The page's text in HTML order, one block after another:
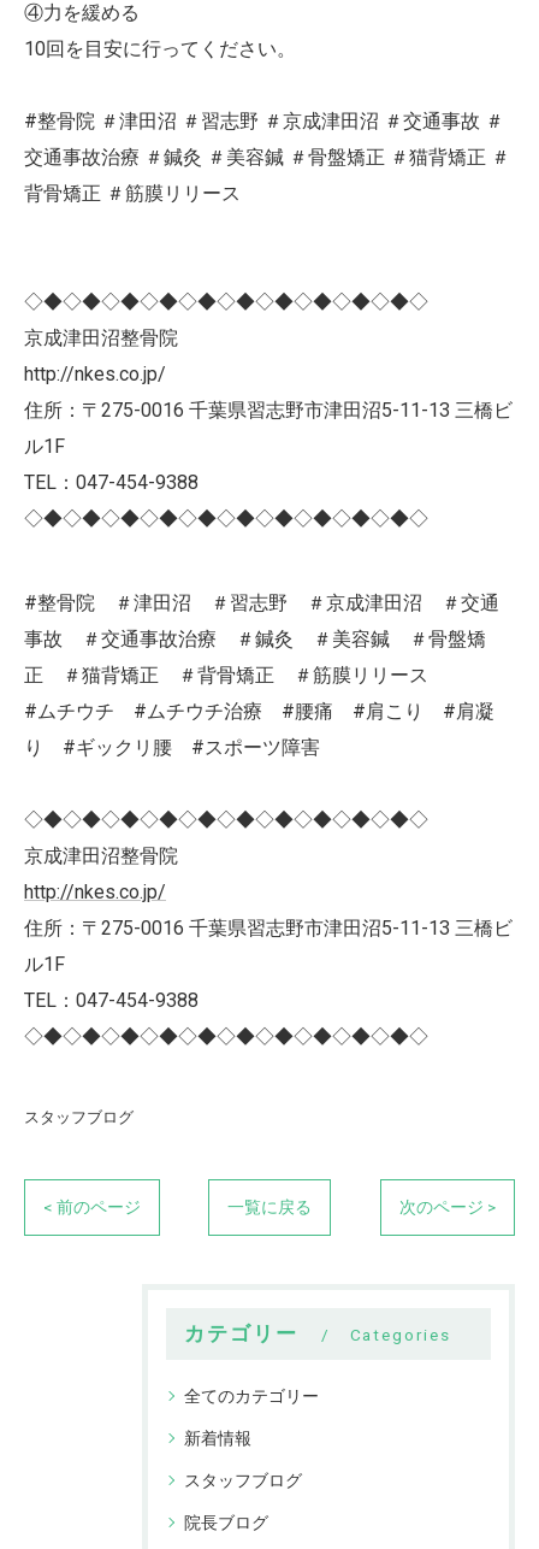
④力を緩める
10回を目安に行ってください。
#整骨院 ＃津田沼 ＃習志野 ＃京成津田沼 ＃交通事故 ＃
交通事故治療 ＃鍼灸 ＃美容鍼 ＃骨盤矯正 ＃猫背矯正 ＃
背骨矯正 ＃筋膜リリース
◇◆◇◆◇◆◇◆◇◆◇◆◇◆◇◆◇◆◇◆◇
京成津田沼整骨院
http://nkes.co.jp/
住所：〒275-0016 千葉県習志野市津田沼5-11-13 三橋ビ
ル1F
TEL：047-454-9388
◇◆◇◆◇◆◇◆◇◆◇◆◇◆◇◆◇◆◇◆◇
#整骨院 ＃津田沼 ＃習志野 ＃京成津田沼 ＃交通
事故 ＃交通事故治療 ＃鍼灸 ＃美容鍼 ＃骨盤矯
正 ＃猫背矯正 ＃背骨矯正 ＃筋膜リリース
#ムチウチ #ムチウチ治療 #腰痛 #肩こり #肩凝
り #ギックリ腰 #スポーツ障害
◇◆◇◆◇◆◇◆◇◆◇◆◇◆◇◆◇◆◇◆◇
京成津田沼整骨院
http://nkes.co.jp/
住所：〒275-0016 千葉県習志野市津田沼5-11-13 三橋ビ
ル1F
TEL：047-454-9388
◇◆◇◆◇◆◇◆◇◆◇◆◇◆◇◆◇◆◇◆◇
スタッフブログ
< 前のページ 一覧に戻る 次のページ >
カテゴリー Categories
全てのカテゴリー
新着情報
スタッフブログ
院長ブログ